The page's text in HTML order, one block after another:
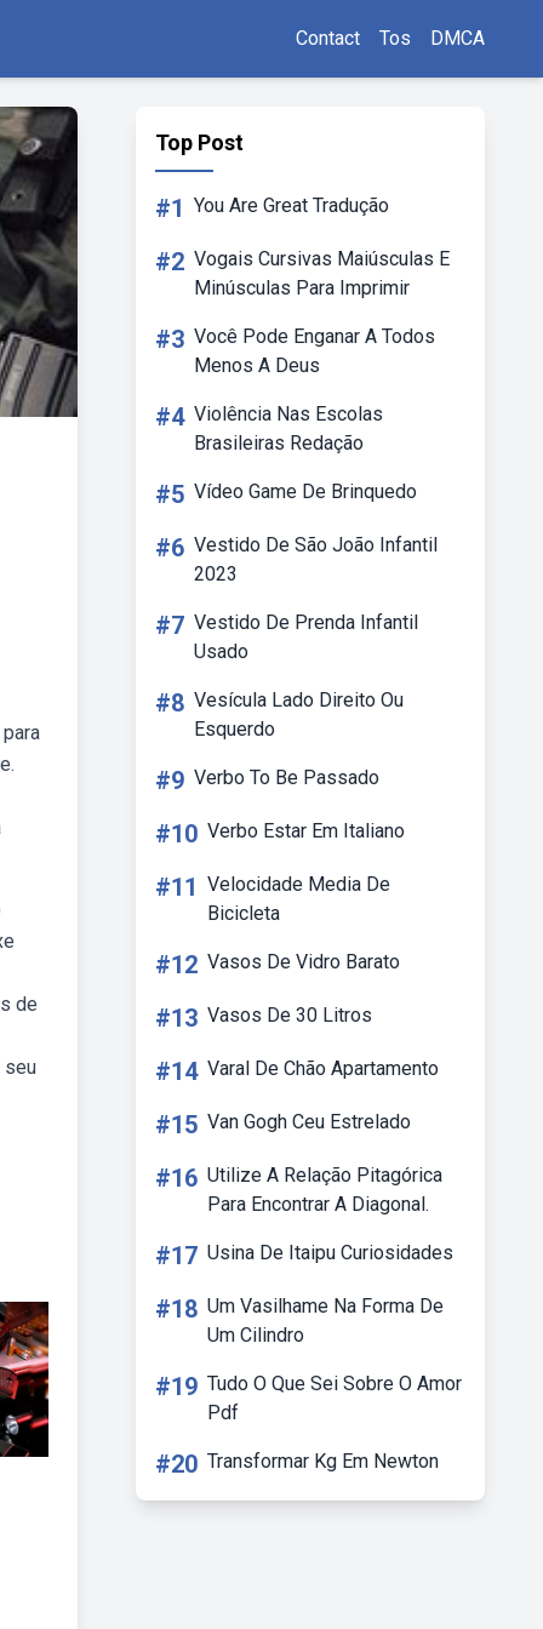
Contact Tos DMCA
de
seu
Top Post
#1 You Are Great Tradução
#2 Vogais Cursivas Maiúsculas E
Minúsculas Para Imprimir
#3 Você Pode Enganar A Todos
Menos A Deus
#4 Violência Nas Escolas
Brasileiras Redação
#5 Vídeo Game De Brinquedo
#6 Vestido De São João Infantil
2023
#7 Vestido De Prenda Infantil
Usado
#8 Vesícula Lado Direito Ou
Esquerdo
#9 Verbo To Be Passado
#10 Verbo Estar Em Italiano
#11 Velocidade Media De
Bicicleta
#12 Vasos De Vidro Barato
#13 Vasos De 30 Litros
#14 Varal De Chão Apartamento
#15 Van Gogh Ceu Estrelado
#16 Utilize A Relação Pitagórica
Para Encontrar A Diagonal.
#17 Usina De Itaipu Curiosidades
#18 Um Vasilhame Na Forma De
Um Cilindro
#19 Tudo O Que Sei Sobre O Amor
Pdf
#20 Transformar Kg Em Newton